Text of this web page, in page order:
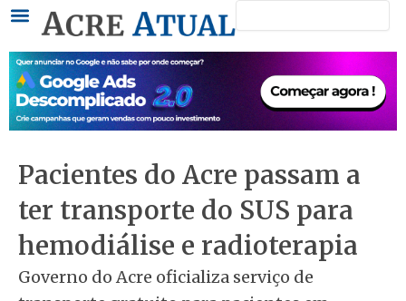
conteúdo
Pacientes do Acre passam a
ter transporte do SUS para
hemodiálise e radioterapia
Governo do Acre oficializa serviço de